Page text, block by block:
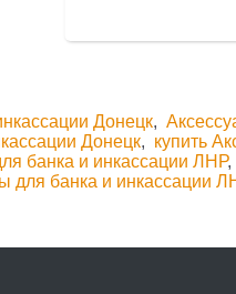
Донецк,
Донецк, купить
банка и инкассации ЛНР,
для банка и инкассации